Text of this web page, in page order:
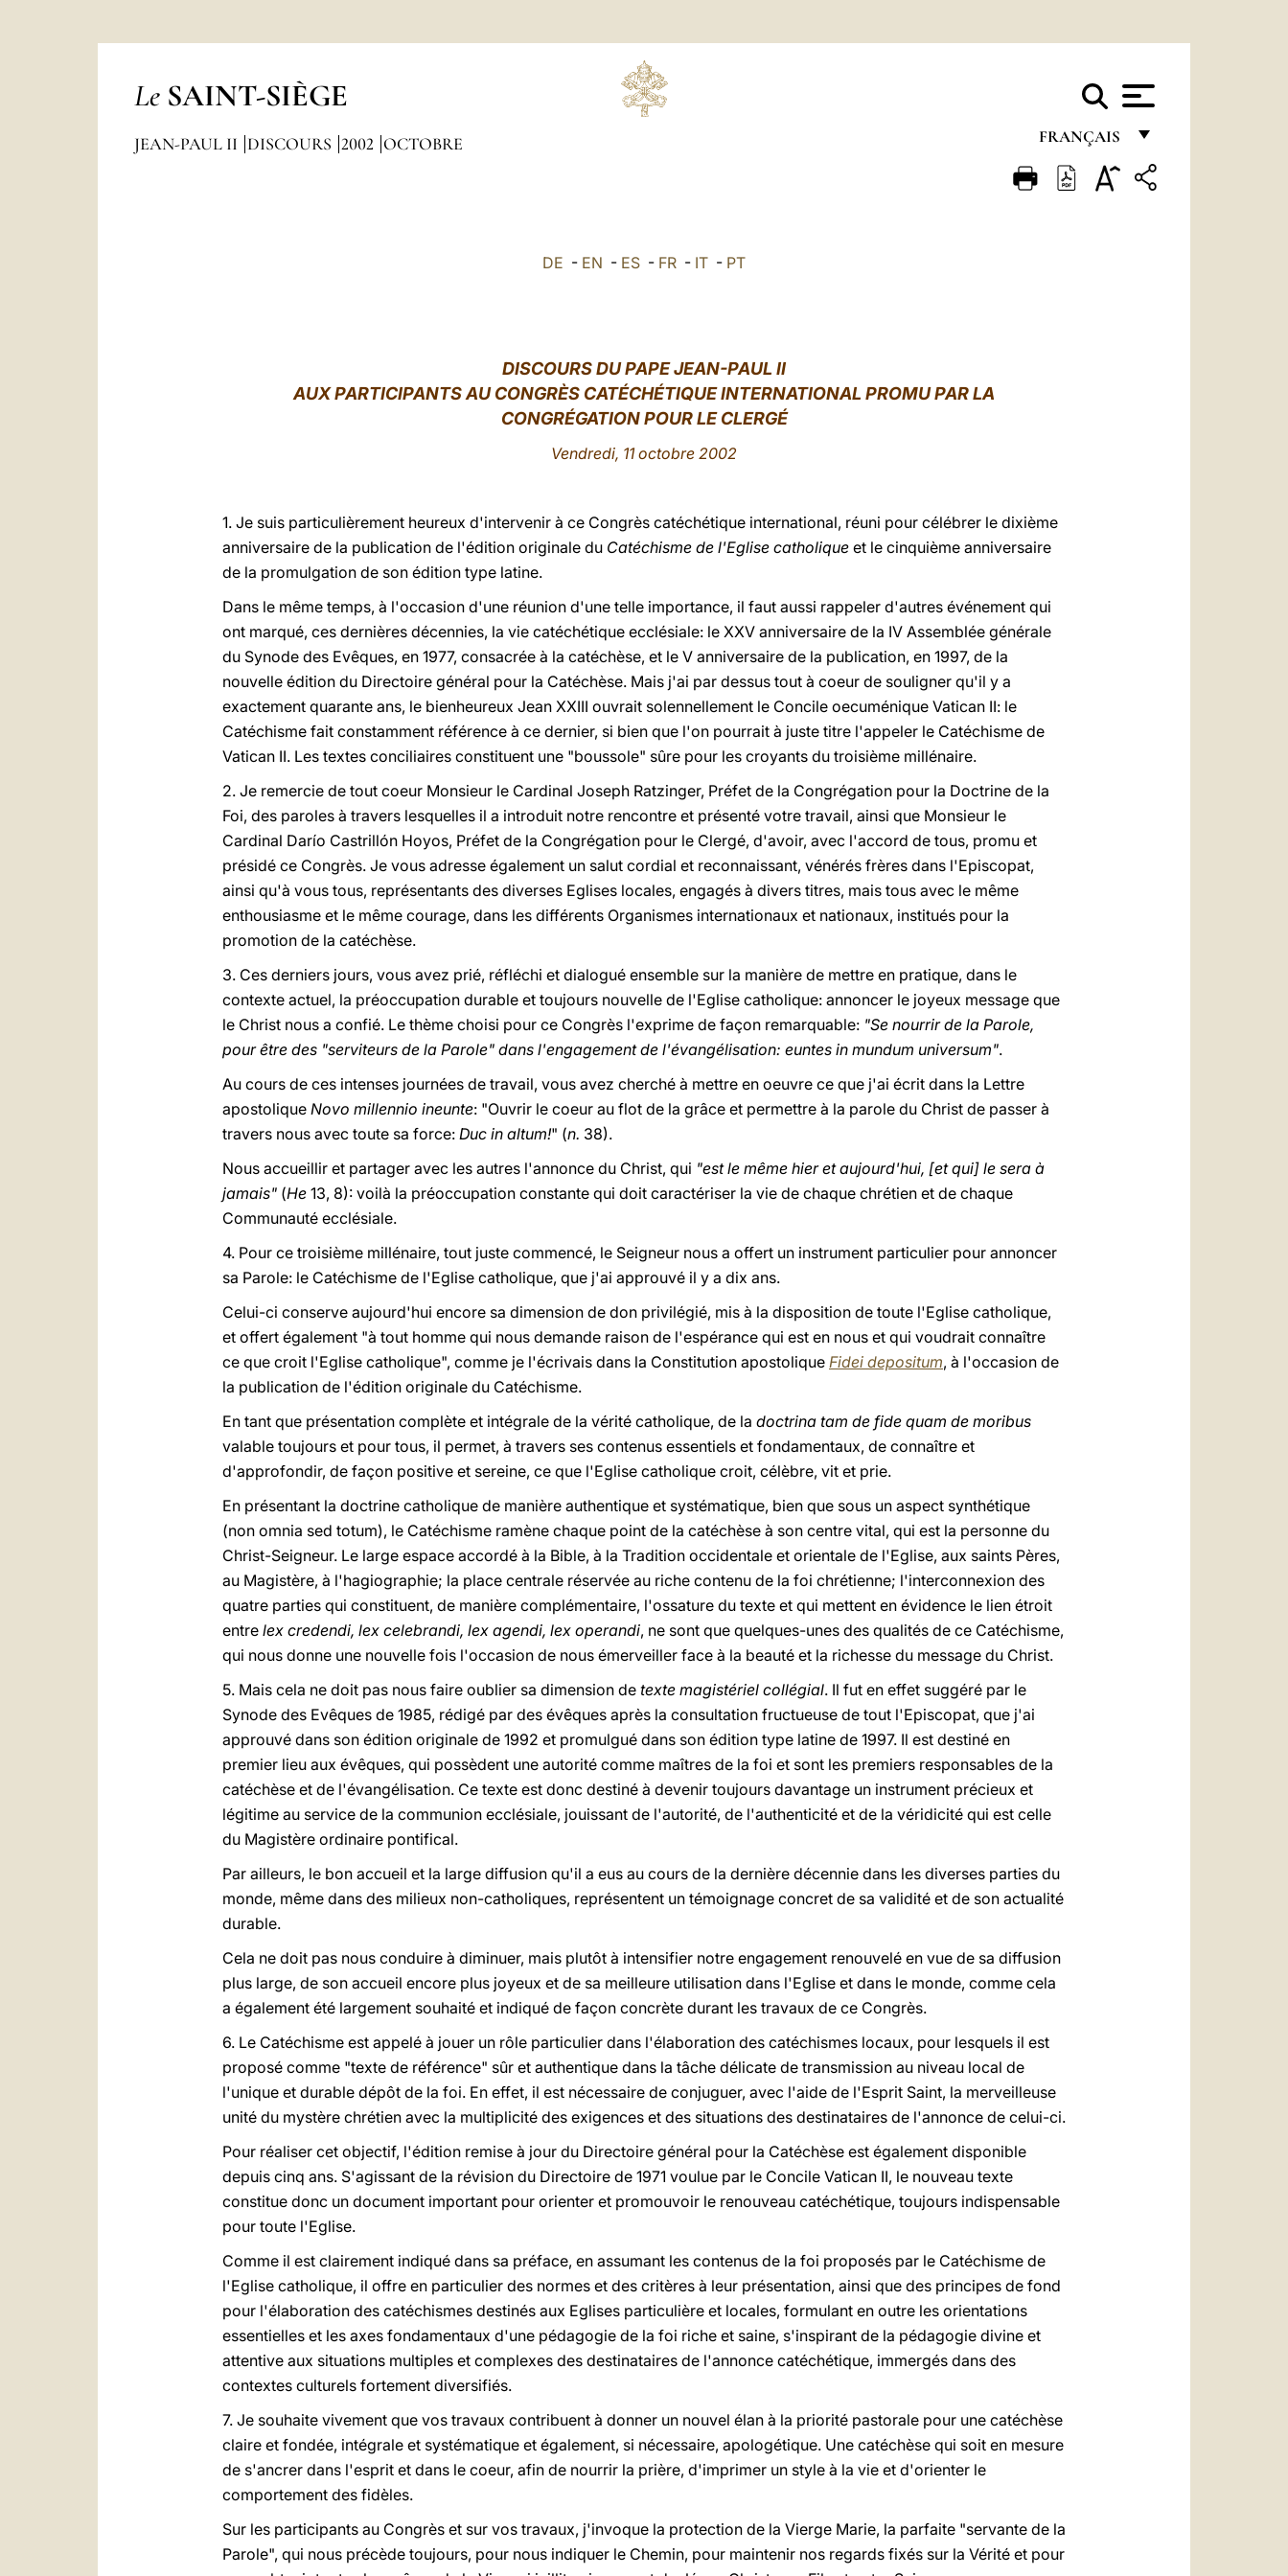
Le SAINT-SIÈGE
FRANÇAIS
FRANÇAIS
JEAN-PAUL II DISCOURS 2002 OCTOBRE
DE - EN - ES - FR - IT - PT
DISCOURS DU PAPE JEAN-PAUL II
AUX PARTICIPANTS AU CONGRÈS CATÉCHÉTIQUE INTERNATIONAL PROMU PAR LA
CONGRÉGATION POUR LE CLERGÉ
Vendredi, 11 octobre 2002
1. Je suis particulièrement heureux d'intervenir à ce Congrès catéchétique international, réuni pour célébrer le dixième
anniversaire de la publication de l'édition originale du Catéchisme de l'Eglise catholique et le cinquième anniversaire
de la promulgation de son édition type latine.
Dans le même temps, à l'occasion d'une réunion d'une telle importance, il faut aussi rappeler d'autres événement qui
ont marqué, ces dernières décennies, la vie catéchétique ecclésiale: le XXV anniversaire de la IV Assemblée générale
du Synode des Evêques, en 1977, consacrée à la catéchèse, et le V anniversaire de la publication, en 1997, de la
nouvelle édition du Directoire général pour la Catéchèse. Mais j'ai par dessus tout à coeur de souligner qu'il y a
exactement quarante ans, le bienheureux Jean XXIII ouvrait solennellement le Concile oecuménique Vatican II: le
Catéchisme fait constamment référence à ce dernier, si bien que l'on pourrait à juste titre l'appeler le Catéchisme de
Vatican II. Les textes conciliaires constituent une "boussole" sûre pour les croyants du troisième millénaire.
2. Je remercie de tout coeur Monsieur le Cardinal Joseph Ratzinger, Préfet de la Congrégation pour la Doctrine de la
Foi, des paroles à travers lesquelles il a introduit notre rencontre et présenté votre travail, ainsi que Monsieur le
Cardinal Darío Castrillón Hoyos, Préfet de la Congrégation pour le Clergé, d'avoir, avec l'accord de tous, promu et
présidé ce Congrès. Je vous adresse également un salut cordial et reconnaissant, vénérés frères dans l'Episcopat,
ainsi qu'à vous tous, représentants des diverses Eglises locales, engagés à divers titres, mais tous avec le même
enthousiasme et le même courage, dans les différents Organismes internationaux et nationaux, institués pour la
promotion de la catéchèse.
3. Ces derniers jours, vous avez prié, réfléchi et dialogué ensemble sur la manière de mettre en pratique, dans le
contexte actuel, la préoccupation durable et toujours nouvelle de l'Eglise catholique: annoncer le joyeux message que
le Christ nous a confié. Le thème choisi pour ce Congrès l'exprime de façon remarquable: "Se nourrir de la Parole,
pour être des "serviteurs de la Parole" dans l'engagement de l'évangélisation: euntes in mundum universum".
Au cours de ces intenses journées de travail, vous avez cherché à mettre en oeuvre ce que j'ai écrit dans la Lettre
apostolique Novo millennio ineunte: "Ouvrir le coeur au flot de la grâce et permettre à la parole du Christ de passer à
travers nous avec toute sa force: Duc in altum!" (n. 38).
Nous accueillir et partager avec les autres l'annonce du Christ, qui "est le même hier et aujourd'hui, [et qui] le sera à
jamais" (He 13, 8): voilà la préoccupation constante qui doit caractériser la vie de chaque chrétien et de chaque
Communauté ecclésiale.
4. Pour ce troisième millénaire, tout juste commencé, le Seigneur nous a offert un instrument particulier pour annoncer
sa Parole: le Catéchisme de l'Eglise catholique, que j'ai approuvé il y a dix ans.
Celui-ci conserve aujourd'hui encore sa dimension de don privilégié, mis à la disposition de toute l'Eglise catholique,
et offert également "à tout homme qui nous demande raison de l'espérance qui est en nous et qui voudrait connaître
ce que croit l'Eglise catholique", comme je l'écrivais dans la Constitution apostolique Fidei depositum, à l'occasion de
la publication de l'édition originale du Catéchisme.
En tant que présentation complète et intégrale de la vérité catholique, de la doctrina tam de fide quam de moribus
valable toujours et pour tous, il permet, à travers ses contenus essentiels et fondamentaux, de connaître et
d'approfondir, de façon positive et sereine, ce que l'Eglise catholique croit, célèbre, vit et prie.
En présentant la doctrine catholique de manière authentique et systématique, bien que sous un aspect synthétique
(non omnia sed totum), le Catéchisme ramène chaque point de la catéchèse à son centre vital, qui est la personne du
Christ-Seigneur. Le large espace accordé à la Bible, à la Tradition occidentale et orientale de l'Eglise, aux saints Pères,
au Magistère, à l'hagiographie; la place centrale réservée au riche contenu de la foi chrétienne; l'interconnexion des
quatre parties qui constituent, de manière complémentaire, l'ossature du texte et qui mettent en évidence le lien étroit
entre lex credendi, lex celebrandi, lex agendi, lex operandi, ne sont que quelques-unes des qualités de ce Catéchisme,
qui nous donne une nouvelle fois l'occasion de nous émerveiller face à la beauté et la richesse du message du Christ.
5. Mais cela ne doit pas nous faire oublier sa dimension de texte magistériel collégial. Il fut en effet suggéré par le
Synode des Evêques de 1985, rédigé par des évêques après la consultation fructueuse de tout l'Episcopat, que j'ai
approuvé dans son édition originale de 1992 et promulgué dans son édition type latine de 1997. Il est destiné en
premier lieu aux évêques, qui possèdent une autorité comme maîtres de la foi et sont les premiers responsables de la
catéchèse et de l'évangélisation. Ce texte est donc destiné à devenir toujours davantage un instrument précieux et
légitime au service de la communion ecclésiale, jouissant de l'autorité, de l'authenticité et de la véridicité qui est celle
du Magistère ordinaire pontifical.
Par ailleurs, le bon accueil et la large diffusion qu'il a eus au cours de la dernière décennie dans les diverses parties du
monde, même dans des milieux non-catholiques, représentent un témoignage concret de sa validité et de son actualité
durable.
Cela ne doit pas nous conduire à diminuer, mais plutôt à intensifier notre engagement renouvelé en vue de sa diffusion
plus large, de son accueil encore plus joyeux et de sa meilleure utilisation dans l'Eglise et dans le monde, comme cela
a également été largement souhaité et indiqué de façon concrète durant les travaux de ce Congrès.
6. Le Catéchisme est appelé à jouer un rôle particulier dans l'élaboration des catéchismes locaux, pour lesquels il est
proposé comme "texte de référence" sûr et authentique dans la tâche délicate de transmission au niveau local de
l'unique et durable dépôt de la foi. En effet, il est nécessaire de conjuguer, avec l'aide de l'Esprit Saint, la merveilleuse
unité du mystère chrétien avec la multiplicité des exigences et des situations des destinataires de l'annonce de celui-ci.
Pour réaliser cet objectif, l'édition remise à jour du Directoire général pour la Catéchèse est également disponible
depuis cinq ans. S'agissant de la révision du Directoire de 1971 voulue par le Concile Vatican II, le nouveau texte
constitue donc un document important pour orienter et promouvoir le renouveau catéchétique, toujours indispensable
pour toute l'Eglise.
Comme il est clairement indiqué dans sa préface, en assumant les contenus de la foi proposés par le Catéchisme de
l'Eglise catholique, il offre en particulier des normes et des critères à leur présentation, ainsi que des principes de fond
pour l'élaboration des catéchismes destinés aux Eglises particulière et locales, formulant en outre les orientations
essentielles et les axes fondamentaux d'une pédagogie de la foi riche et saine, s'inspirant de la pédagogie divine et
attentive aux situations multiples et complexes des destinataires de l'annonce catéchétique, immergés dans des
contextes culturels fortement diversifiés.
7. Je souhaite vivement que vos travaux contribuent à donner un nouvel élan à la priorité pastorale pour une catéchèse
claire et fondée, intégrale et systématique et également, si nécessaire, apologétique. Une catéchèse qui soit en mesure
de s'ancrer dans l'esprit et dans le coeur, afin de nourrir la prière, d'imprimer un style à la vie et d'orienter le
comportement des fidèles.
Sur les participants au Congrès et sur vos travaux, j'invoque la protection de la Vierge Marie, la parfaite "servante de la
Parole", qui nous précède toujours, pour nous indiquer le Chemin, pour maintenir nos regards fixés sur la Vérité et pour